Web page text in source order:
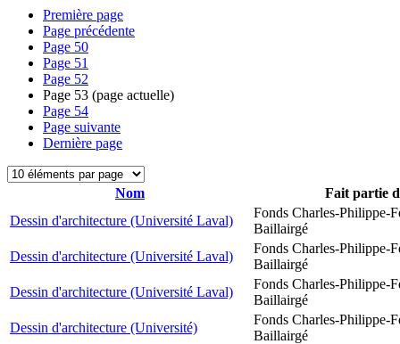
Première page
Page précédente
Page 50
Page 51
Page 52
Page 53 (page actuelle)
Page 54
Page suivante
Dernière page
Nom
Fait partie
Dessin d'architecture (Université Laval)
Fonds Charles-Philippe-
Baillairgé
Dessin d'architecture (Université Laval)
Fonds Charles-Philippe-
Baillairgé
Dessin d'architecture (Université Laval)
Fonds Charles-Philippe-
Baillairgé
Dessin d'architecture (Université)
Fonds Charles-Philippe-
Baillairgé